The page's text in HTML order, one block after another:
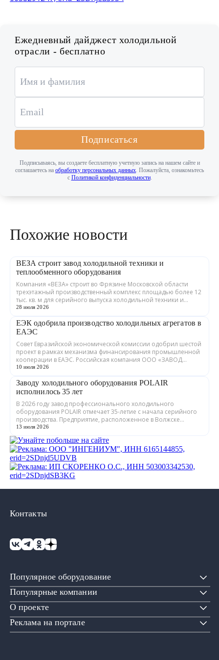
Ежедневный дайджест холодильной
отрасли - бесплатно
Подписаться
Подписываясь, вы создаете бесплатную учетную запись на нашем сайте и
соглашаетесь на обработку персональных данных. Пожалуйста, ознакомьтесь
с Политикой конфиденциальности.
Похожие новости
ВЕЗА строит завод холодильной техники и
теплообменного оборудования
Компания «ВЕЗА» строит во Фрязине Московской области
трехэтажный производственный комплекс площадью более 12
тыс. кв. м для серийного выпуска холодильной техники и
теплообменного оборудования. ...
28 июля 2026
ЕЭК одобрила производство холодильных агрегатов в
ЕАЭС
Совет Евразийской экономической комиссии одобрил шестой
проект в рамках механизма финансирования промышленной
кооперации в ЕАЭС. Российская компания ООО «ЗАВОД
ГРАДИЕНТ» совместно с предприятия...
10 июля 2026
Заводу холодильного оборудования POLAIR
исполнилось 35 лет
В 2026 году завод профессионального холодильного
оборудования POLAIR отмечает 35-летие с начала серийного
производства. Предприятие, расположенное в Волжске
Республики Марий Эл, выпускает обору...
13 июля 2026
Популярное оборудование
Популярные компании
О проекте
Реклама на портале
Контакты